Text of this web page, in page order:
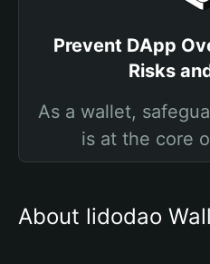
Prevent DApp
Risks
As a wallet,
is at the core
About lidodao